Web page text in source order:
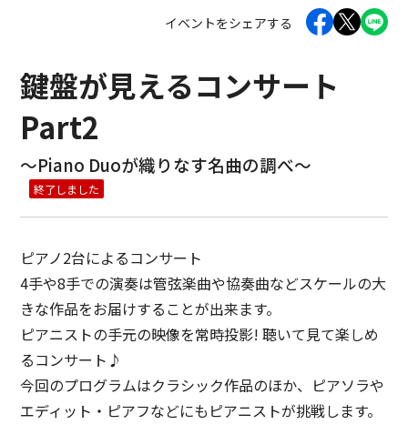
イベントをシェアする
鍵盤が見えるコンサート
Part2
～Piano Duoが織りなす名曲の調べ～
終了しました
ピアノ2台によるコンサート
4手や8手での演奏は管弦楽曲や協奏曲などスケールの大
きな作品をお届けすることが出来ます。
ピアニストの手元の映像を常時投影! 聴いて見て楽しめ
るコンサート♪
今回のプログラムはクラシック作品のほか、ピアソラや
エディット・ピアフなどにもピアニストが挑戦します。